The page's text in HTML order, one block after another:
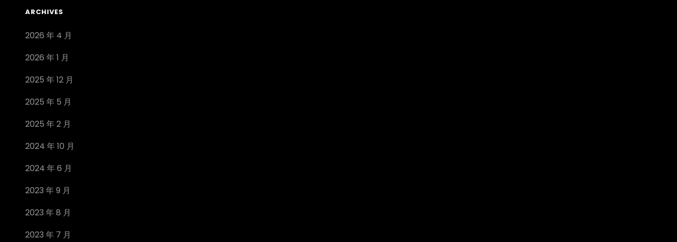
ARCHIVES
2026 年 4 月
2026 年 1 月
2025 年 12 月
2025 年 5 月
2025 年 2 月
2024 年 10 月
2024 年 6 月
2023 年 9 月
2023 年 8 月
2023 年 7 月